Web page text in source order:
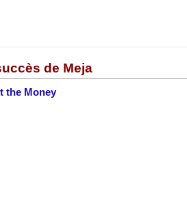
de Meja
the Money